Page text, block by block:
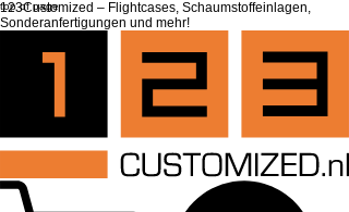
top of page
123Customized – Flightcases, Schaumstoffeinlagen,
Sonderanfertigungen und mehr!